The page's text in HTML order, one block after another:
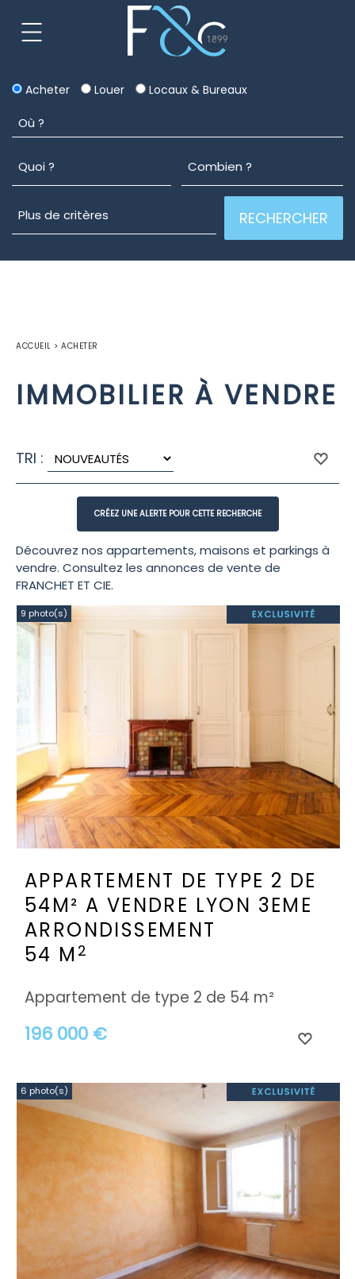
Acheter Louer Locaux & Bureaux
ACCUEIL > ACHETER
IMMOBILIER À VENDRE
TRI :
Découvrez nos appartements, maisons et parkings à
vendre. Consultez les annonces de vente de
FRANCHET ET CIE.
9 photo(s)
APPARTEMENT DE TYPE 2 DE
54M² A VENDRE LYON 3EME
ARRONDISSEMENT
54 M 2
196 000 €
Appartement de type 2 de 54 m²
6 photo(s)